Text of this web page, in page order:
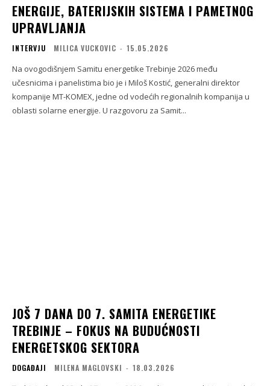
ENERGIJE, BATERIJSKIH SISTEMA I PAMETNOG
UPRAVLJANJA
INTERVJU MILICA VUCKOVIC - 15.05.2026
Na ovogodišnjem Samitu energetike Trebinje 2026 među
učesnicima i panelistima bio je i Miloš Kostić, generalni direktor
kompanije MT-KOMEX, jedne od vodećih regionalnih kompanija u
oblasti solarne energije. U razgovoru za Samit...
JOŠ 7 DANA DO 7. SAMITA ENERGETIKE
TREBINJE – FOKUS NA BUDUĆNOSTI
ENERGETSKOG SEKTORA
DOGAĐAJI MILENA MAGLOVSKI - 18.03.2026